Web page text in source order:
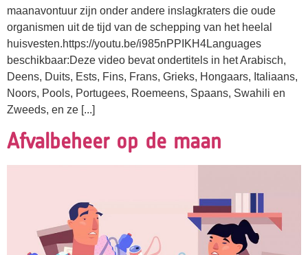
maanavontuur zijn onder andere inslagkraters die oude
organismen uit de tijd van de schepping van het heelal
huisvesten.https://youtu.be/i985nPPIKH4Languages
beschikbaar:Deze video bevat ondertitels in het Arabisch,
Deens, Duits, Ests, Fins, Frans, Grieks, Hongaars, Italiaans,
Noors, Pools, Portugees, Roemeens, Spaans, Swahili en
Zweeds, en ze [...]
Afvalbeheer op de maan